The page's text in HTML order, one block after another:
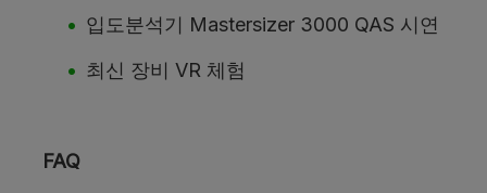
입도분석기 Mastersizer 3000 QAS 시연
최신 장비 VR 체험
FAQ